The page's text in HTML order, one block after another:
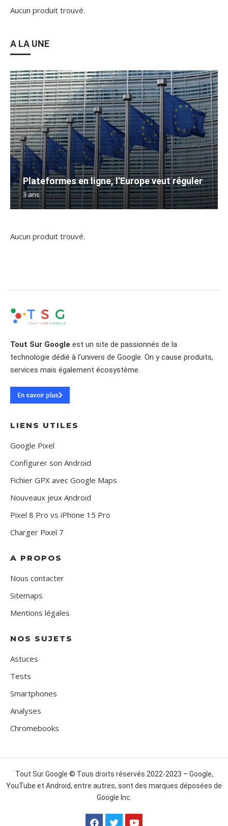
Aucun produit trouvé.
A LA UNE
Plateformes en ligne, l’Europe veut réguler
3 ans
Aucun produit trouvé.
Tout Sur Google est un site de passionnés de la
technologie dédié à l’univers de Google. On y cause produits,
services mais également écosystème.
En savoir plus
LIENS UTILES
Google Pixel
Configurer son Android
Fichier GPX avec Google Maps
Nouveaux jeux Android
Pixel 8 Pro vs iPhone 15 Pro
Charger Pixel 7
A PROPOS
Nous contacter
Sitemaps
Mentions légales
NOS SUJETS
Astuces
Tests
Smartphones
Analyses
Chromebooks
Tout Sur Google © Tous droits réservés 2022-2023 – Google,
YouTube et Android, entre autres, sont des marques déposées de
Google Inc.